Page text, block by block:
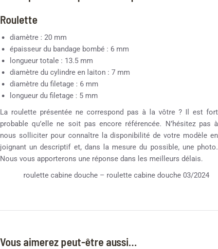
Roulette
diamètre : 20 mm
épaisseur du bandage bombé : 6 mm
longueur totale : 13.5 mm
diamètre du cylindre en laiton : 7 mm
diamètre du filetage : 6 mm
longueur du filetage : 5 mm
La roulette présentée ne correspond pas à la vôtre ? Il est fort
probable qu’elle ne soit pas encore référencée. N’hésitez pas à
nous solliciter pour connaître la disponibilité de votre modèle en
joignant un descriptif et, dans la mesure du possible, une photo.
Nous vous apporterons une réponse dans les meilleurs délais.
roulette cabine douche – roulette cabine douche 03/2024
Vous aimerez peut-être aussi…